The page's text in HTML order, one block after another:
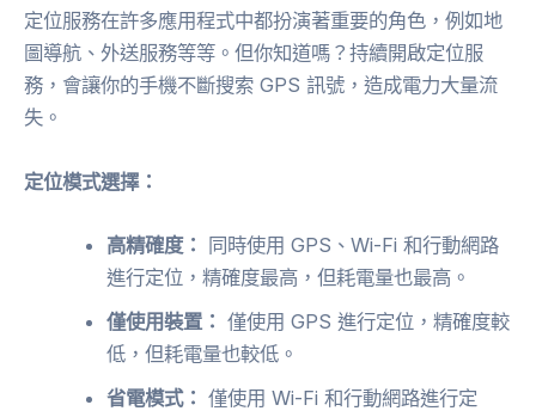
定位服務在許多應用程式中都扮演著重要的角色，例如地
圖導航、外送服務等等。但你知道嗎？持續開啟定位服
務，會讓你的手機不斷搜索 GPS 訊號，造成電力大量流
失。
定位模式選擇：
高精確度： 同時使用 GPS、Wi-Fi 和行動網路
進行定位，精確度最高，但耗電量也最高。
僅使用裝置： 僅使用 GPS 進行定位，精確度較
低，但耗電量也較低。
省電模式： 僅使用 Wi-Fi 和行動網路進行定